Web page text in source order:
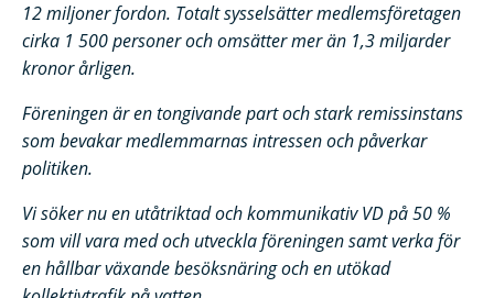
12 miljoner fordon. Totalt sysselsätter medlemsföretagen
cirka 1 500 personer och omsätter mer än 1,3 miljarder
kronor årligen.
Föreningen är en tongivande part och stark remissinstans
som bevakar medlemmarnas intressen och påverkar
politiken.
Vi söker nu en utåtriktad och kommunikativ VD på 50 %
som vill vara med och utveckla föreningen samt verka för
en hållbar växande besöksnäring och en utökad